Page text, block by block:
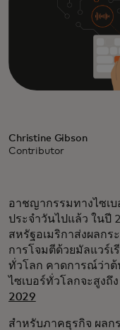
Christine Gibson
Contributor
อาชญากรรมทางไซเบ
ประจำวันไปแล้ว ในปี
สหรัฐอเมริกาส่งผลกร
การโจมตีด้วยมัลแวร์เ
ทั่วโลก คาดการณ์ว่า
ไซเบอร์ทั่วโลกจะสูงถึง
2029
สำหรับภาคธุรกิจ ผลก